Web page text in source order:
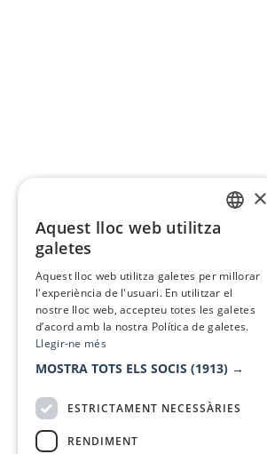
×
Aquest lloc web utilitza
galetes
Aquest lloc web utilitza galetes per millorar
l'experiència de l'usuari. En utilitzar el
nostre lloc web, accepteu totes les galetes
d’acord amb la nostra Política de galetes.
Llegir-ne més
MOSTRA TOTS ELS SOCIS (1913) →
ESTRICTAMENT NECESSÀRIES
RENDIMENT